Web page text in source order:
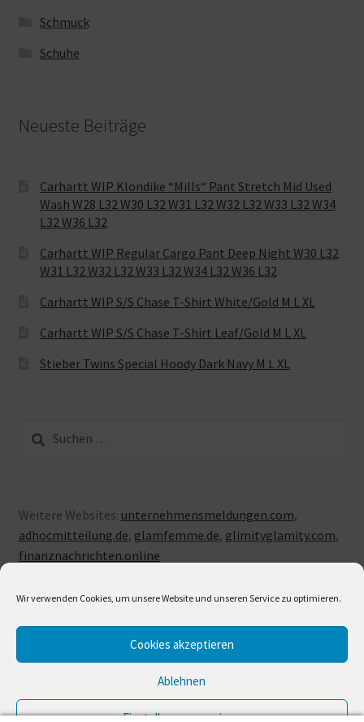
Wir verwenden Cookies, um unsere Website und unseren Service zu optimieren.
Cookies akzeptieren
Ablehnen
Einstellungen anzeigen
Schmuck
Schuhe
Neueste Beiträge
Carhartt WIP Klondike “Mills“ Pant Stretch Mid Used
Wash W28 L32 W30 L32 W31 L32 W32 L32 W33 L32 W34
L32 W36 L32
Carhartt WIP Regular Cargo Pant Deep Night W30 L32
W31 L32 W32 L32 W33 L32 W34 L32 W36 L32
Carhartt WIP S/S Chase T-Shirt White/Gold M L XL
Carhartt WIP S/S Chase T-Shirt Leaf/Gold M L XL
Stieber Twins Special Hoody Dark Navy M L XL
Suche
nach:
Weitere Websites: unternehmensmeldungen.com,
adhocmitteilung.de, glamfemme.de, glimityglamity.com,
finanznachrichten.online
© LUXUSLOVE 2026
Erstellt mit Storefront & WooCommerce